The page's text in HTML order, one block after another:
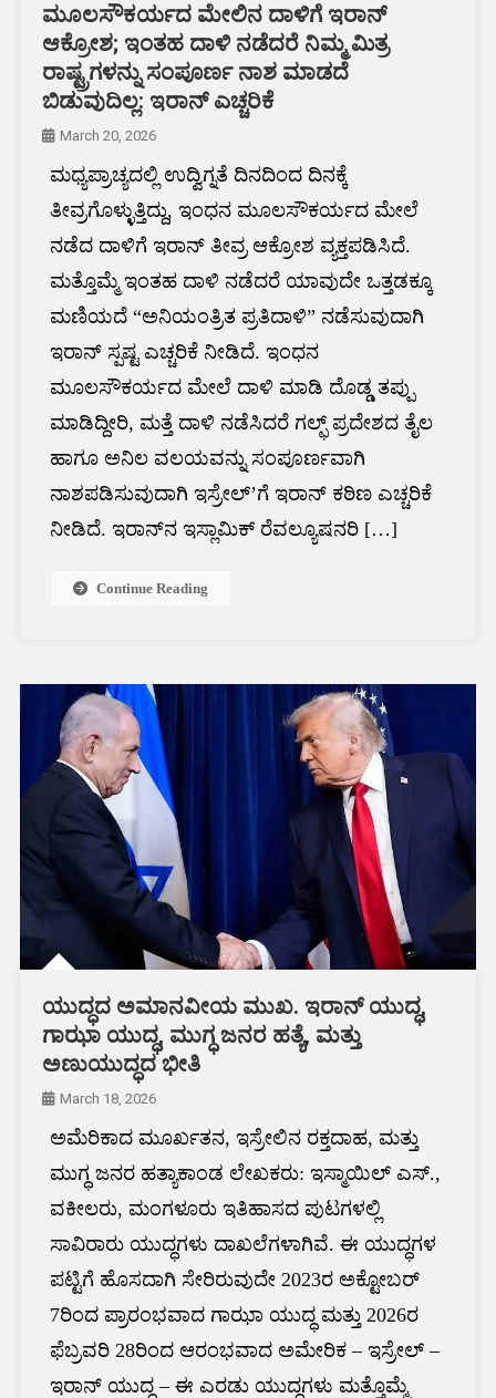
ಮೂಲಸೌಕರ್ಯದ ಮೇಲಿನ ದಾಳಿಗೆ ಇರಾನ್
ಆಕ್ರೋಶ; ಇಂತಹ ದಾಳಿ ನಡೆದರೆ ನಿಮ್ಮ ಮಿತ್ರ
ರಾಷ್ಟ್ರಗಳನ್ನು ಸಂಪೂರ್ಣ ನಾಶ ಮಾಡದೆ
ಬಿಡುವುದಿಲ್ಲ: ಇರಾನ್ ಎಚ್ಚರಿಕೆ
March 20, 2026
ಮಧ್ಯಪ್ರಾಚ್ಯದಲ್ಲಿ ಉದ್ವಿಗ್ನತೆ ದಿನದಿಂದ ದಿನಕ್ಕೆ
ತೀವ್ರಗೊಳ್ಳುತ್ತಿದ್ದು, ಇಂಧನ ಮೂಲಸೌಕರ್ಯದ ಮೇಲೆ
ನಡೆದ ದಾಳಿಗೆ ಇರಾನ್ ತೀವ್ರ ಆಕ್ರೋಶ ವ್ಯಕ್ತಪಡಿಸಿದೆ.
ಮತ್ತೊಮ್ಮೆ ಇಂತಹ ದಾಳಿ ನಡೆದರೆ ಯಾವುದೇ ಒತ್ತಡಕ್ಕೂ
ಮಣಿಯದೆ “ಅನಿಯಂತ್ರಿತ ಪ್ರತಿದಾಳಿ” ನಡೆಸುವುದಾಗಿ
ಇರಾನ್ ಸ್ಪಷ್ಟ ಎಚ್ಚರಿಕೆ ನೀಡಿದೆ. ಇಂಧನ
ಮೂಲಸೌಕರ್ಯದ ಮೇಲೆ ದಾಳಿ ಮಾಡಿ ದೊಡ್ಡ ತಪ್ಪು
ಮಾಡಿದ್ದೀರಿ, ಮತ್ತೆ ದಾಳಿ ನಡೆಸಿದರೆ ಗಲ್ಫ್ ಪ್ರದೇಶದ ತೈಲ
ಹಾಗೂ ಅನಿಲ ವಲಯವನ್ನು ಸಂಪೂರ್ಣವಾಗಿ
ನಾಶಪಡಿಸುವುದಾಗಿ ಇಸ್ರೇಲ್’ಗೆ ಇರಾನ್ ಕಠಿಣ ಎಚ್ಚರಿಕೆ
ನೀಡಿದೆ. ಇರಾನ್‌ನ ಇಸ್ಲಾಮಿಕ್ ರೆವಲ್ಯೂಷನರಿ […]
Continue Reading
ಯುದ್ಧದ ಅಮಾನವೀಯ ಮುಖ. ಇರಾನ್ ಯುದ್ಧ,
ಗಾಝಾ ಯುದ್ಧ, ಮುಗ್ಧ ಜನರ ಹತ್ಯೆ, ಮತ್ತು
ಅಣುಯುದ್ಧದ ಭೀತಿ
March 18, 2026
ಅಮೆರಿಕಾದ ಮೂರ್ಖತನ, ಇಸ್ರೇಲಿನ ರಕ್ತದಾಹ, ಮತ್ತು
ಮುಗ್ಧ ಜನರ ಹತ್ಯಾಕಾಂಡ ಲೇಖಕರು: ಇಸ್ಮಾಯಿಲ್ ಎಸ್.,
ವಕೀಲರು, ಮಂಗಳೂರು ಇತಿಹಾಸದ ಪುಟಗಳಲ್ಲಿ
ಸಾವಿರಾರು ಯುದ್ಧಗಳು ದಾಖಲೆಗಳಾಗಿವೆ. ಈ ಯುದ್ಧಗಳ
ಪಟ್ಟಿಗೆ ಹೊಸದಾಗಿ ಸೇರಿರುವುದೇ 2023ರ ಅಕ್ಟೋಬರ್
7ರಿಂದ ಪ್ರಾರಂಭವಾದ ಗಾಝಾ ಯುದ್ಧ ಮತ್ತು 2026ರ
ಫೆಬ್ರವರಿ 28ರಿಂದ ಆರಂಭವಾದ ಅಮೇರಿಕ – ಇಸ್ರೇಲ್ –
ಇರಾನ್ ಯುದ್ಧ – ಈ ಎರಡು ಯುದ್ಧಗಳು ಮತ್ತೊಮ್ಮೆ